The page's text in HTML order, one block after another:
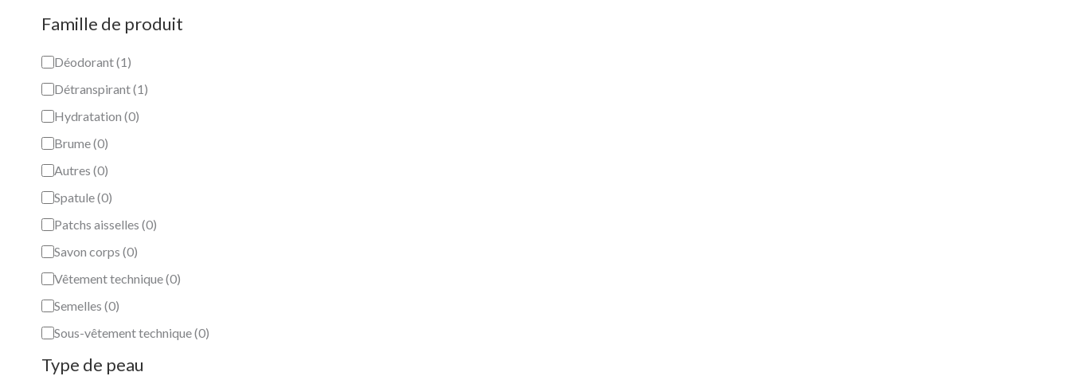
Famille de produit
Déodorant(1 )
Détranspirant(1 )
Hydratation (0)
Brume(0)
Autres (0)
Spatule(0)
Patchs aisselles (0)
Savon corps (0)
Vêtement technique(0)
Semelles (0)
Sous-vêtement technique(0)
Type de peau